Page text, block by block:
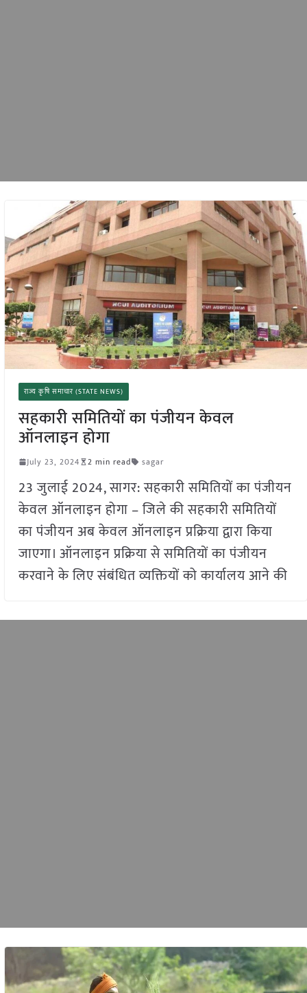
राज्य कृषि समाचार (STATE NEWS)
सहकारी समितियों का पंजीयन केवल
ऑनलाइन होगा
July 23, 2024 2 min read sagar
23 जुलाई 2024, सागर: सहकारी समितियों का पंजीयन
केवल ऑनलाइन होगा – जिले की सहकारी समितियों
का पंजीयन अब केवल ऑनलाइन प्रक्रिया द्वारा किया
जाएगा। ऑनलाइन प्रक्रिया से समितियों का पंजीयन
करवाने के लिए संबंधित व्यक्तियों को कार्यालय आने की